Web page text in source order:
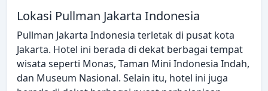
Lokasi Pullman Jakarta Indonesia
Pullman Jakarta Indonesia terletak di pusat kota
Jakarta. Hotel ini berada di dekat berbagai tempat
wisata seperti Monas, Taman Mini Indonesia Indah,
dan Museum Nasional. Selain itu, hotel ini juga